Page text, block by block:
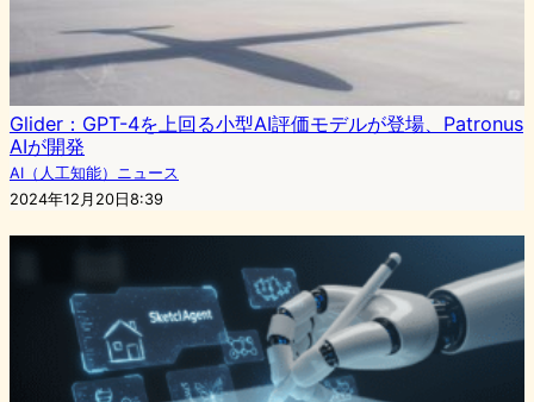
Glider：GPT-4を上回る小型AI評価モデルが登場、Patronus
AIが開発
AI（人工知能）ニュース
2024年12月20日8:39